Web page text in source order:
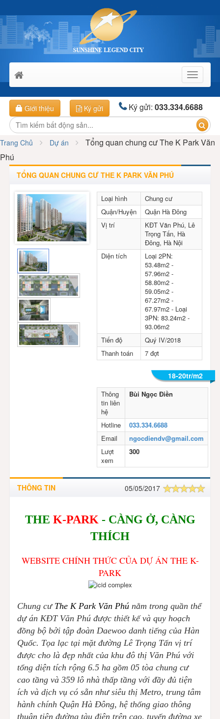
Toggle
Giới thiệu Ký gửi Ký gửi:033.334.6688
Trang Chủ Dự án
Tổng quan chung cư The K Park Văn
Phú
TỔNG QUAN CHUNG CƯ THE K PARK VĂN PHÚ
Loại hình
Chung cư
Quận/Huyện
Quận Hà Đông
Vị trí
KĐT Văn Phú, Lê
Trọng Tấn, Hà
Đông, Hà Nội
Diện tích
Loại 2PN:
53.48m2 -
57.96m2 -
58.80m2 -
59.05m2 -
67.27m2 -
67.97m2 - Loại
3PN: 83.24m2 -
93.06m2
Tiến độ
Quý IV/2018
Thanh toán
7 đợt
18-20tr/m2
Thông
tin liên
hệ
Bùi Ngọc Điền
Hotline
033.334.6688
Email
ngocdiendv@gmail.com
Lượt
xem
300
THÔNG TIN 05/05/2017
THE K-PARK - CÀNG Ở, CÀNG
THÍCH
WEBSITE CHÍNH THỨC CỦA DỰ ÁN THE K-
PARK
Chung cư The K Park Văn Phú nằm trong quần thể
dự án KĐT Văn Phú được thiết kế và quy hoạch
đồng bộ bởi tập đoàn Daewoo danh tiếng của Hàn
Quốc. Tọa lạc tại mặt đường Lê Trọng Tấn vị trí
được cho là đẹp nhất của khu đô thị Văn Phú với
tổng diện tích rộng 6.5 ha gồm 05 tòa chung cư
cao tầng và 359 lô nhà thấp tầng với đầy đủ tiện
ích và dịch vụ có sẵn như siêu thị Metro, trung tâm
hành chính Quận Hà Đông, hệ thống giao thông
thuận tiện đường tàu điện trên cao, tuyến đường xe